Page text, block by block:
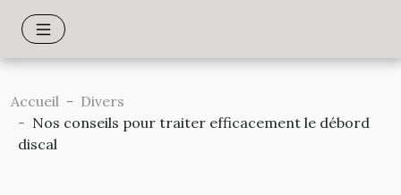
Accueil
Divers
Nos conseils pour traiter efficacement le débord
discal